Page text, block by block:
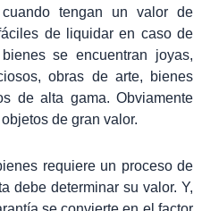
tengan un valor de
de liquidar en caso de
se encuentran joyas,
obras de arte, bienes
de alta gama. Obviamente
de gran valor.
requiere un proceso de
debe determinar su valor. Y,